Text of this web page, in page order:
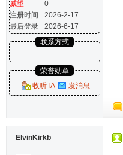
威望
0
注册时间
2026-2-17
最后登录
2026-6-17
联系方式
荣誉勋章
收听TA
发消息
ElvinKirkb